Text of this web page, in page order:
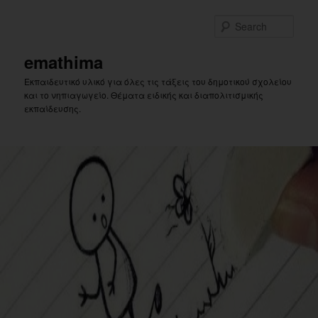
emathima
Εκπαιδευτικό υλικό για όλες τις τάξεις του δημοτικού σχολείου
και το νηπιαγωγείο. Θέματα ειδικής και διαπολιτισμικής
εκπαίδευσης.